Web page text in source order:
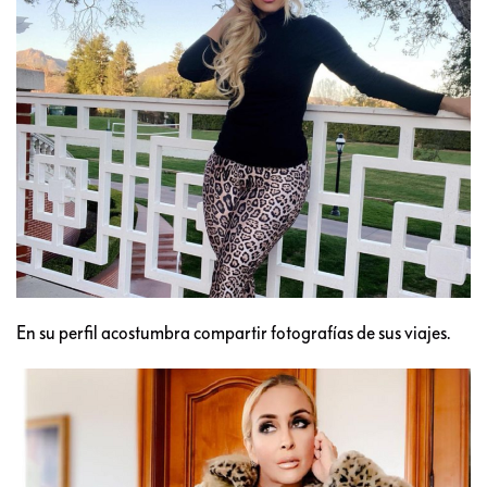
En su perfil acostumbra compartir fotografías de sus viajes.